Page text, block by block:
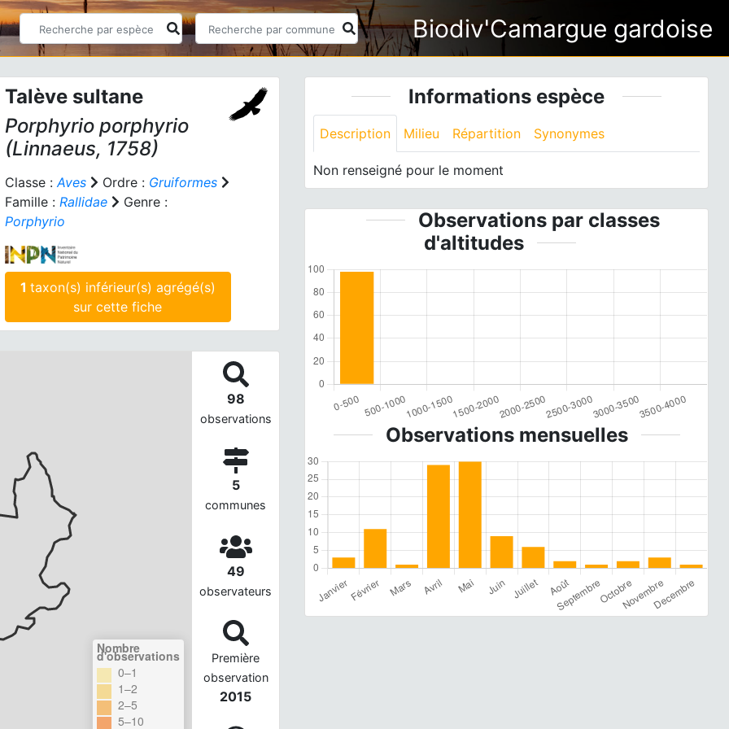
Biodiv'Camargue gardoise
Talève sultane
Porphyrio porphyrio
(Linnaeus, 1758)
Classe :Aves Ordre : Gruiformes
Famille : Rallidae
Genre :
Porphyrio
1 taxon(s) inférieur(s) agrégé(s)
sur cette fiche
Nombre
d'observations
0–1
1–2
2–5
5–10
98
observations
5
communes
49
observateurs
Première
observation
2015
Informations espèce
Description Milieu Répartition Synonymes
Non renseigné pour le moment
Observations par classes
d'altitudes
Observations mensuelles